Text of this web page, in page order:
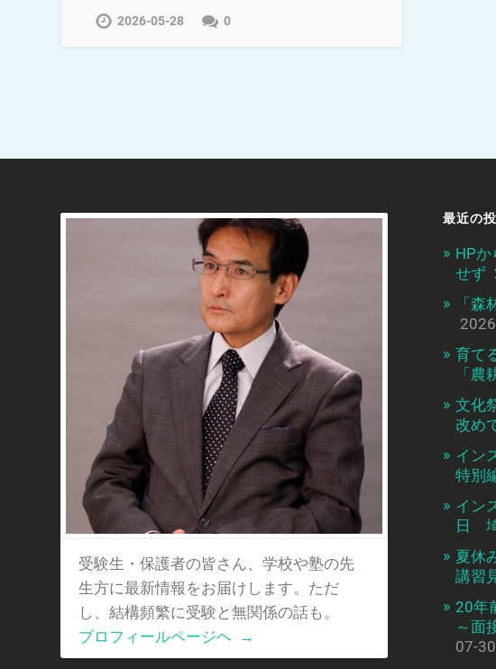
2026-05-28 0
受験生・保護者の皆さん、学校や塾の先
生方に最新情報をお届けします。ただ
し、結構頻繁に受験と無関係の話も。
プロフィールページヘ →
最近の
HP
せず
「
育て
「
文化
改め
イン
特別
イン
日 埼
夏休
講習
20年
～面
07-30